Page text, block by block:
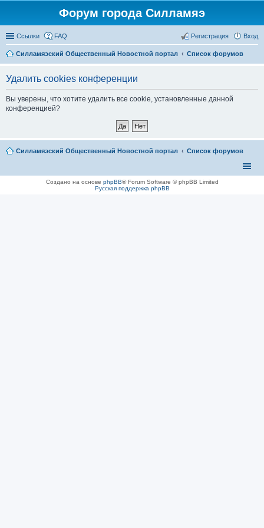
Форум города Силламяэ
Ссылки FAQ Вход
Регистрация
Силламяэский Общественный Новостной портал Список форумов
Удалить cookies конференции
Вы уверены, что хотите удалить все cookie, установленные данной
конференцией?
Силламяэский Общественный Новостной портал Список форумов
Создано на основе phpBB® Forum Software © phpBB Limited
Русская поддержка phpBB